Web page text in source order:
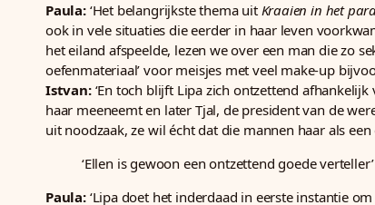
Paula:‘Het belangrijkste thema uit Kraaien in het
ook in vele situaties die eerder in haar leven
het eiland afspeelde, lezen we over een man die zo
oefenmateriaal’ voor meisjes met veel make-up
Istvan:‘En toch blijft Lipa zich ontzettend
haar meeneemt en later Tjal, de president van de
uit noodzaak, ze wil écht dat die mannen haar als
‘Ellen is gewoon een ontzettend goede verteller’
Paula:‘Lipa doet het inderdaad in eerste instantie